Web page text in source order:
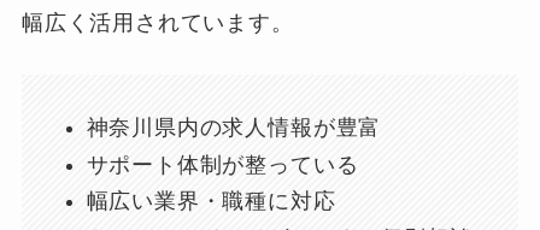
幅広く活用されています。
神奈川県内の求人情報が豊富
サポート体制が整っている
幅広い業界・職種に対応